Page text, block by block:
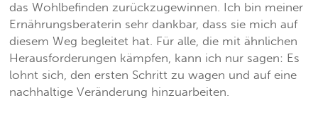
das Wohlbefinden zurückzugewinnen. Ich bin meiner
Ernährungsberaterin sehr dankbar, dass sie mich auf
diesem Weg begleitet hat. Für alle, die mit ähnlichen
Herausforderungen kämpfen, kann ich nur sagen: Es
lohnt sich, den ersten Schritt zu wagen und auf eine
nachhaltige Veränderung hinzuarbeiten.